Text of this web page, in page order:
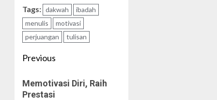
Tags: dakwah
ibadah
menulis
motivasi
perjuangan
tulisan
Post
navigation
Previous
post:
Memotivasi Diri, Raih
Prestasi